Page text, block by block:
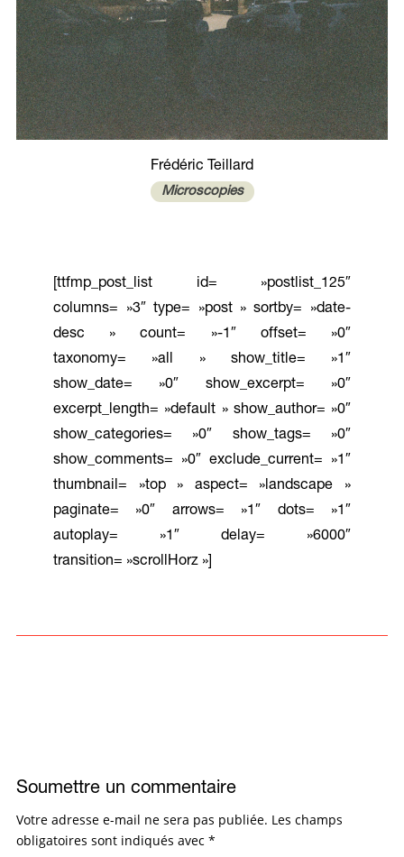
Frédéric Teillard
Microscopies
[ttfmp_post_list id= »postlist_125″
columns= »3″ type= »post » sortby= »date-
desc » count= »-1″ offset= »0″
taxonomy= »all » show_title= »1″
show_date= »0″ show_excerpt= »0″
excerpt_length= »default » show_author= »0″
show_categories= »0″ show_tags= »0″
show_comments= »0″ exclude_current= »1″
thumbnail= »top » aspect= »landscape »
paginate= »0″ arrows= »1″ dots= »1″
autoplay= »1″ delay= »6000″
transition= »scrollHorz »]
Soumettre un commentaire
Votre adresse e-mail ne sera pas publiée. Les champs
obligatoires sont indiqués avec *